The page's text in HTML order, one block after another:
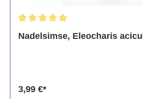
Nadelsimse, Eleocharis
3,99 €*